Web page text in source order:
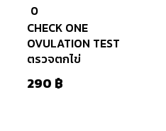
0
ใน
5
0
CHECK ONE
OVULATION TEST
ตรวจตกไข่
290 ฿